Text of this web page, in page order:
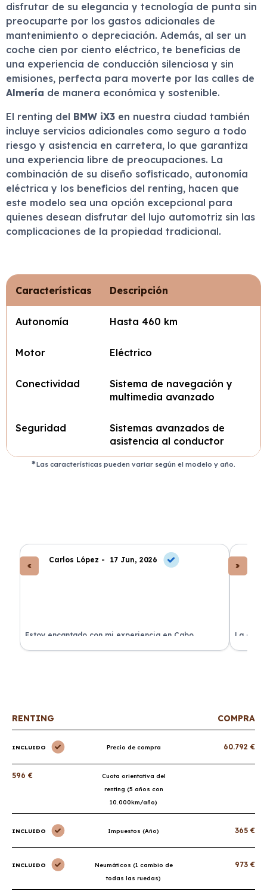
disfrutar de su elegancia y tecnología de punta sin
preocuparte por los gastos adicionales de
mantenimiento o depreciación. Además, al ser un
coche cien por ciento eléctrico, te beneficias de
una experiencia de conducción silenciosa y sin
emisiones, perfecta para moverte por las calles de
Almería de manera económica y sostenible.
El renting del BMW iX3 en nuestra ciudad también
incluye servicios adicionales como seguro a todo
riesgo y asistencia en carretera, lo que garantiza
una experiencia libre de preocupaciones. La
combinación de su diseño sofisticado, autonomía
eléctrica y los beneficios del renting, hacen que
este modelo sea una opción excepcional para
quienes desean disfrutar del lujo automotriz sin las
complicaciones de la propiedad tradicional.
Características Descripción
Autonomía Hasta 460 km
Motor Eléctrico
Conectividad
Sistema de navegación y
multimedia avanzado
Seguridad
Sistemas avanzados de
asistencia al conductor
Las características pueden variar según el modelo y año.
Carlos López - 17 Jun, 2026
Estoy encantado con mi experiencia en Cabo
Renting. El coche llegó en perfectas condiciones y sin
La
de
RENTING COMPRA
INCLUIDO Precio de compra 60.792 €
596 €
Cuota orientativa del
renting (5 años con
10.000km/año)
INCLUIDO Impuestos (Año) 365 €
INCLUIDO
Neumáticos (1 cambio de
todas las ruedas)
973 €